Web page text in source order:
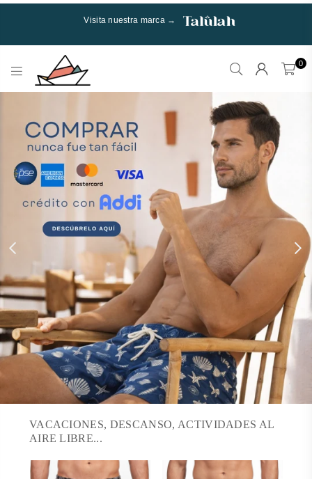
Visita nuestra marca →
Talulah
0
VACACIONES, DESCANSO, ACTIVIDADES AL
AIRE LIBRE...